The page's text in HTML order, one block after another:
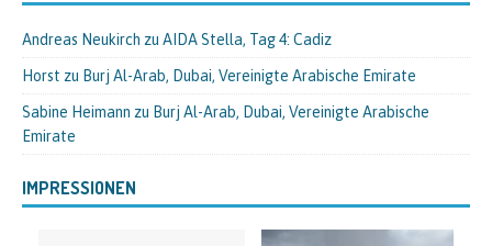
Andreas Neukirch zuAIDA Stella, Tag 4: Cadiz
Horst zu Burj Al-Arab, Dubai, Vereinigte Arabische Emirate
Sabine Heimann zu Burj Al-Arab, Dubai, Vereinigte Arabische
Emirate
IMPRESSIONEN